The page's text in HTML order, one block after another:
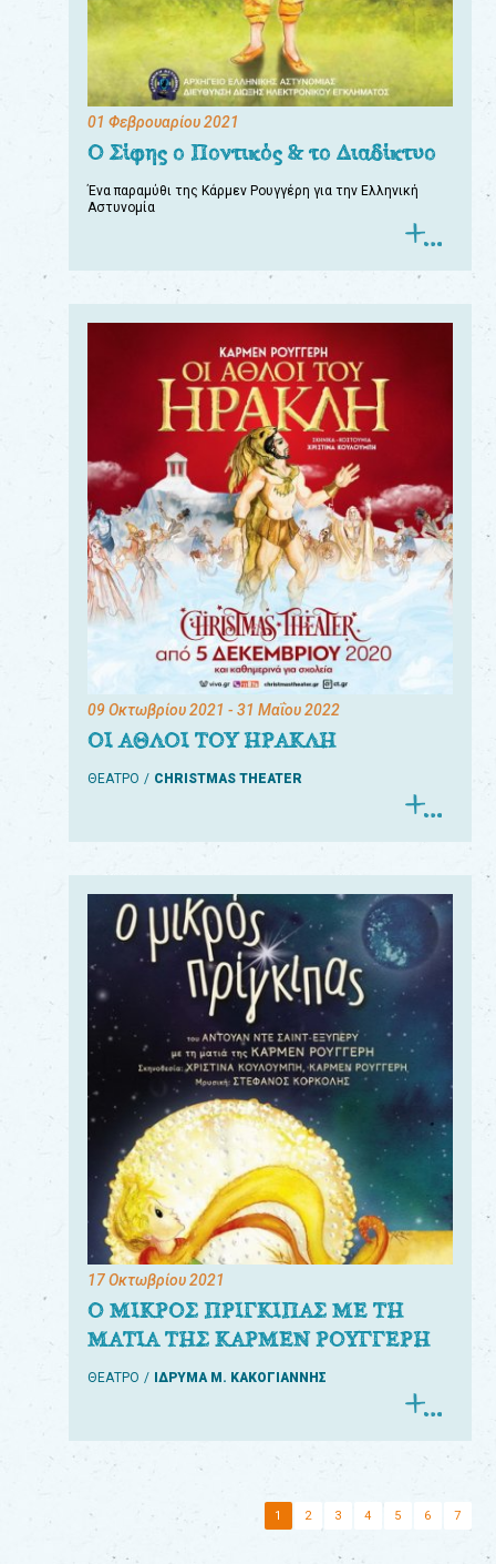
01 Φεβρουαρίου 2021
Ο Σίφης ο Ποντικός & το Διαδίκτυο
Ένα παραμύθι της Κάρμεν Ρουγγέρη για την Ελληνική
Αστυνομία
09 Οκτωβρίου 2021 - 31 Μαΐου 2022
ΟΙ ΑΘΛΟΙ ΤΟΥ ΗΡΑΚΛΗ
ΘΕΑΤΡΟ CHRISTMAS THEATER
17 Οκτωβρίου 2021
Ο ΜΙΚΡΟΣ ΠΡΙΓΚΙΠΑΣ ΜΕ ΤΗ
ΜΑΤΙΑ ΤΗΣ ΚΑΡΜΕΝ ΡΟΥΓΓΕΡΗ
ΘΕΑΤΡΟ ΙΔΡΥΜΑ Μ. ΚΑΚΟΓΙΑΝΝΗΣ
1 2 3 4 5 6 7